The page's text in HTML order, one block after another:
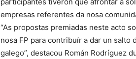
empresas referentes da nosa
“As propostas premiadas neste acto
nosa FP para contribuír a dar un
galego”, destacou Román Rodríguez